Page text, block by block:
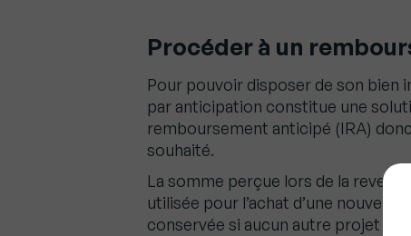
Procéder à un
Pour pouvoir disposer de son
par anticipation constitue une
remboursement anticipé (IRA)
souhaité.
La somme perçue lors de la
utilisée pour l’achat d’une
conservée si aucun autre projet